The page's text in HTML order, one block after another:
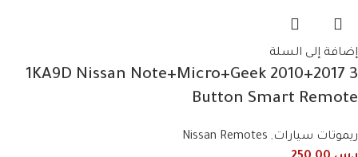
إضافة إلى السلة
1KA9D Nissan Note+Micro+Geek 2010+2017 3
Button Smart Remote
ريموتات سيارات,
Nissan Remotes